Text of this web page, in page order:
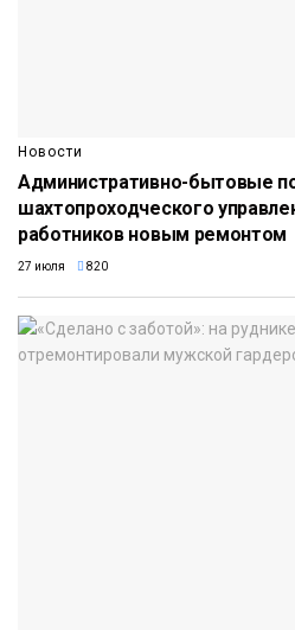
Новости
Административно-бытовые
шахтопроходческого
работников новым ремонтом
27 июля 820